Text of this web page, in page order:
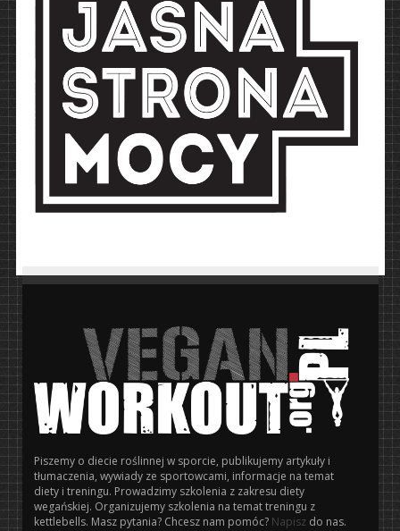
Piszemy o diecie roślinnej w sporcie, publikujemy artykuły i
tłumaczenia, wywiady ze sportowcami, informacje na temat
diety i treningu. Prowadzimy szkolenia z zakresu diety
wegańskiej. Organizujemy szkolenia na temat treningu z
kettlebells. Masz pytania? Chcesz nam pomóc? Napisz do nas.